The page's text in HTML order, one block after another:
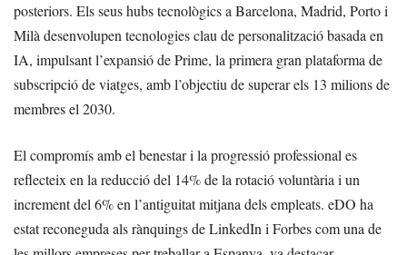
posteriors. Els seus hubs tecnològics a Barcelona, Madrid, Porto i
Milà desenvolupen tecnologies clau de personalització basada en
IA, impulsant l’expansió de Prime, la primera gran plataforma de
subscripció de viatges, amb l’objectiu de superar els 13 milions de
membres el 2030.
El compromís amb el benestar i la progressió professional es
reflecteix en la reducció del 14% de la rotació voluntària i un
increment del 6% en l’antiguitat mitjana dels empleats. eDO ha
estat reconeguda als rànquings de LinkedIn i Forbes com una de